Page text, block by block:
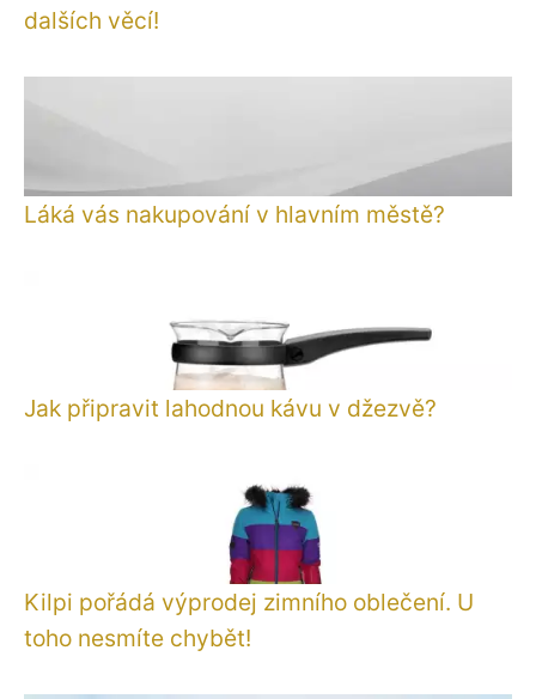
dalších věcí!
Láká vás nakupování v hlavním městě?
Jak připravit lahodnou kávu v džezvě?
Kilpi pořádá výprodej zimního oblečení. U
toho nesmíte chybět!